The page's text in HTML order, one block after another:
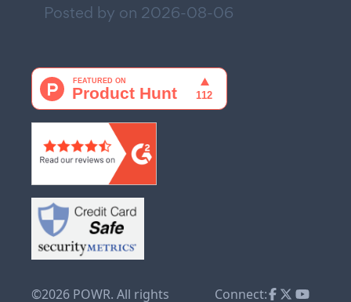
Posted by on 2026-08-06
©2026 POWR. All rights Connect: